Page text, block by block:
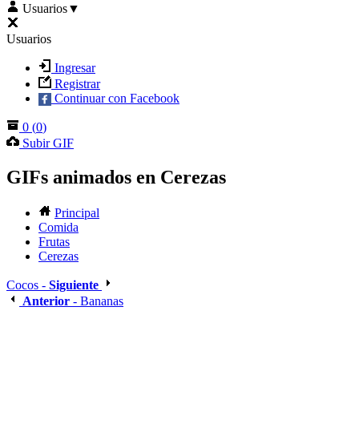
Usuarios▼
Usuarios
Ingresar
Registrar
Continuar con Facebook
0 (0)
Subir GIF
GIFs animados en Cerezas
Principal
Comida
Frutas
Cerezas
Cocos - Siguiente
Anterior - Bananas